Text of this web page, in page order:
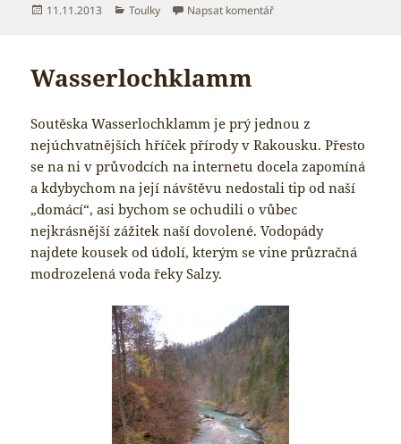
Publikováno:
11.11.2013 Rubriky:
Toulky Napsat komentářpro text s názvem Zpátky
Wasserlochklamm
Soutěska Wasserlochklamm je prý jednou z
nejúchvatnějších hříček přírody v Rakousku. Přesto
se na ni v průvodcích na internetu docela zapomíná
a kdybychom na její návštěvu nedostali tip od naší
„domácí“, asi bychom se ochudili o vůbec
nejkrásnější zážitek naší dovolené. Vodopády
najdete kousek od údolí, kterým se vine průzračná
modrozelená voda řeky Salzy.